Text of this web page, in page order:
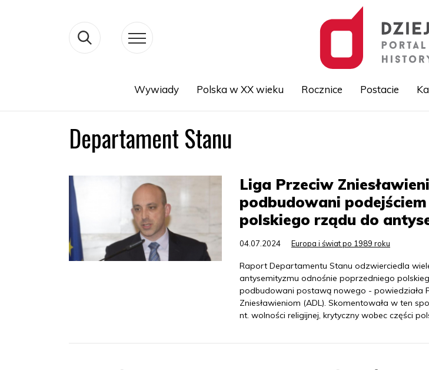
Wywiady Polska w XX wieku Rocznice Postacie
Departament Stanu
Liga Przeciw
podbudowani
polskiego rządu do
04.07.2024 Europa i świat po 1989 roku
Raport Departamentu Stanu odzwierciedla
antysemityzmu odnośnie poprzedniego
podbudowani postawą nowego - powiedziała
Zniesławieniom (ADL). Skomentowała w ten
nt. wolności religijnej, krytyczny wobec części